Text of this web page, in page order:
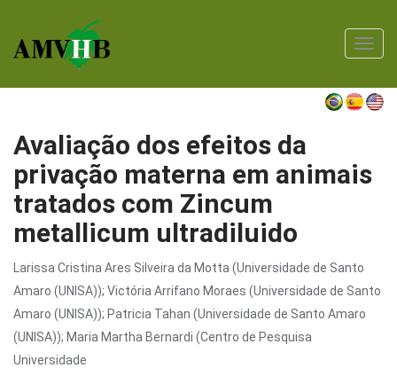
Avaliação dos efeitos da
privação materna em animais
tratados com Zincum
metallicum ultradiluido
Larissa Cristina Ares Silveira da Motta (Universidade de Santo
Amaro (UNISA)); Victória Arrifano Moraes (Universidade de Santo
Amaro (UNISA)); Patricia Tahan (Universidade de Santo Amaro
(UNISA)); Maria Martha Bernardi (Centro de Pesquisa
Universidade